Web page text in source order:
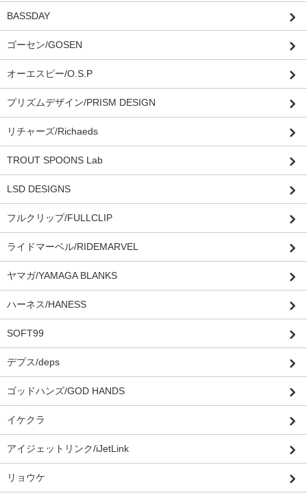
BASSDAY
ゴーセン/GOSEN
オーエスピー/O.S.P
プリズムデザイン/PRISM DESIGN
リチャーズ/Richaeds
TROUT SPOONS Lab
LSD DESIGNS
フルクリップ/FULLCLIP
ライドマーベル/RIDEMARVEL
ヤマガ/YAMAGA BLANKS
ハーネス/HANESS
SOFT99
デプス/deps
ゴッドハンズ/GOD HANDS
イケクラ
アイジェットリンク/iJetLink
リョウケ